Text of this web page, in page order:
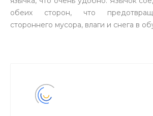
обеих сторон, что
стороннего мусора, влаги и снега в